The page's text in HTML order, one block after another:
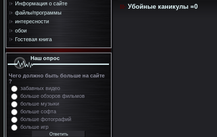
Информация о сайте
файлы/программы
интересности
обои
Гостевая книга
Наш опрос
Чего должно быть больше на сайте
?
забавных видео
больше обзоров фильмов
больше музыки
больше софта
больше фотографий
больше игр
Убойные каникулы =0